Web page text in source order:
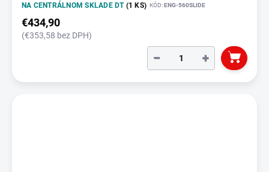
NA CENTRÁLNOM SKLADE DT (1 KS) KÓD:ENG-560SLIDE
€434,90
(€353,58 bez DPH)
+
−